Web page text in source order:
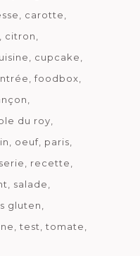
carotte
citron
cupcake
foodbox
du roy
oeuf paris
recette
salade
gluten
test
tomate